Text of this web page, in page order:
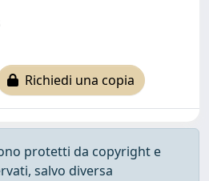
Richiedi una copia
protetti da copyright e
salvo diversa